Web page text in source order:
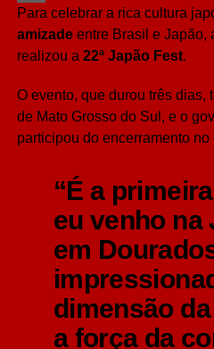
Share
Para celebrar a rica cultura
amizadeentre Brasil e Japão,
realizou a 22ª Japão Fest.
O evento, que durou três dias,
de Mato Grosso do Sul, e o
participou do encerramento no
“É a
eu venho na
em
dimensão
a força da